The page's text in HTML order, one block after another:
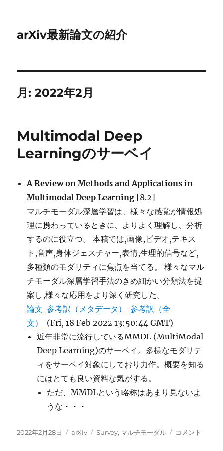
arXiv最新論文の紹介
月:2022年2月
Multimodal Deep
Learningのサーベイ
A Review on Methods and Applications in
Multimodal Deep Learning [8.2]
マルチモーダル深層学習は、様々な感覚が情報処
理に携わっているときに、よりよく理解し、分析
するのに役立つ。 本稿では,画像,ビデオ,テキス
ト,音声,身体ジェスチャー,表情,生理的信号など,
多種類のモダリティに焦点を当てる。 様々なマル
チモーダル深層学習手法のきめ細かい分類法を提
案し,様々な応用をより深く研究した。
論文 参考訳（メタデータ）
参考訳（全
文）
(Fri, 18 Feb 2022 13:50:44 GMT)
近年非常に流行しているMMDL (MultiModal
Deep Learning)のサーベイ。多様なモダリテ
ィをサーベイ対象にしており力作。概要を知る
にはとても良い資料な気がする。
ただ、MMDLという略称はあまり見ないよ
うな・・・
投
2022年2月28日
カ
arXiv
タ
Survey, マルチモーダル
Multimodal
コメント